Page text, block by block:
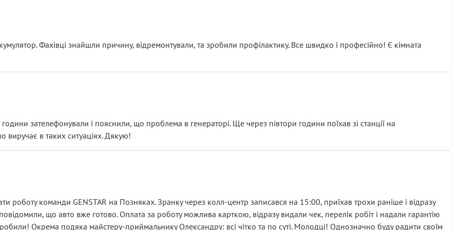
із головним гальмівним циліндром у зборі.
і тоді сервіс наче справив хороше враження. Але згодом знайшов декілька гайок під лобовим склом. Мені
хвилюватися. ( надіюсь новий власник, не застяг в полі))
підірвав.
а “аби швидше і дорожче”. Саме це і псує загальне враження та бажання повертатися.
Фахівці знайшли причину, відремонтували, та зробили профілактику. Все швидко і професійно! Є кімната
зателефонували і пояснили, що проблема в генераторі. Ще через півтори години поїхав зі станції на
виручає в таких ситуаціях. Дякую!
роботу команди GENSTAR на Позняках. Зранку через колл-центр записався на 15:00, приїхав трохи раніше і відразу
що авто вже готово. Оплата за роботу можлива карткою, відразу видали чек, перелік робіт і надали гарантію
Окрема подяка майстеру-приймальнику Олександру: всі чітко та по суті. Молодці! Однозначно буду радити своїм